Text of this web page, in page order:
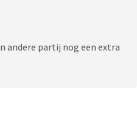
andere partij nog een extra